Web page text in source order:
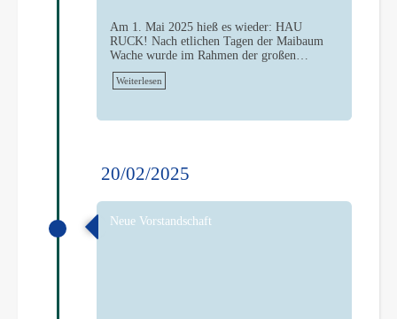
Am 1. Mai 2025 hieß es wieder: HAU
RUCK! Nach etlichen Tagen der Maibaum
Wache wurde im Rahmen der großen…
Weiterlesen
20/02/2025
Neue Vorstandschaft